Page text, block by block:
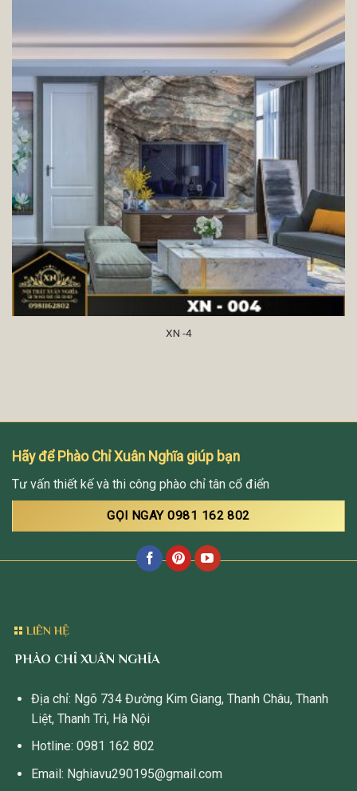
XN -4
Hãy để Phào Chỉ Xuân Nghĩa giúp bạn
Tư vấn thiết kế và thi công phào chỉ tân cổ điển
GỌI NGAY 0981 162 802
LIÊN HỆ
PHÀO CHỈ XUÂN NGHĨA
Địa chỉ: Ngõ 734 Đường Kim Giang, Thanh Châu, Thanh
Liệt, Thanh Trì, Hà Nội
Hotline: 0981 162 802
Email: Nghiavu290195@gmail.com